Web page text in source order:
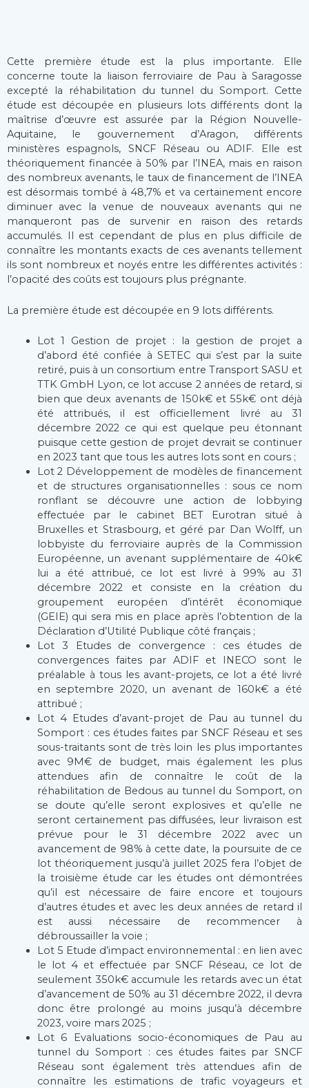
Cette première étude est la plus importante. Elle
concerne toute la liaison ferroviaire de Pau à Saragosse
excepté la réhabilitation du tunnel du Somport. Cette
étude est découpée en plusieurs lots différents dont la
maîtrise d’œuvre est assurée par la Région Nouvelle-
Aquitaine, le gouvernement d’Aragon, différents
ministères espagnols, SNCF Réseau ou ADIF. Elle est
théoriquement financée à 50% par l’INEA, mais en raison
des nombreux avenants, le taux de financement de l’INEA
est désormais tombé à 48,7% et va certainement encore
diminuer avec la venue de nouveaux avenants qui ne
manqueront pas de survenir en raison des retards
accumulés. Il est cependant de plus en plus difficile de
connaître les montants exacts de ces avenants tellement
ils sont nombreux et noyés entre les différentes activités :
l’opacité des coûts est toujours plus prégnante.
La première étude est découpée en 9 lots différents.
Lot 1 Gestion de projet : la gestion de projet a
d’abord été confiée à SETEC qui s’est par la suite
retiré, puis à un consortium entre Transport SASU et
TTK GmbH Lyon, ce lot accuse 2 années de retard, si
bien que deux avenants de 150k€ et 55k€ ont déjà
été attribués, il est officiellement livré au 31
décembre 2022 ce qui est quelque peu étonnant
puisque cette gestion de projet devrait se continuer
en 2023 tant que tous les autres lots sont en cours ;
Lot 2 Développement de modèles de financement
et de structures organisationnelles : sous ce nom
ronflant se découvre une action de lobbying
effectuée par le cabinet BET Eurotran situé à
Bruxelles et Strasbourg, et géré par Dan Wolff, un
lobbyiste du ferroviaire auprès de la Commission
Européenne, un avenant supplémentaire de 40k€
lui a été attribué, ce lot est livré à 99% au 31
décembre 2022 et consiste en la création du
groupement européen d’intérêt économique
(GEIE) qui sera mis en place après l’obtention de la
Déclaration d’Utilité Publique côté français ;
Lot 3 Etudes de convergence : ces études de
convergences faites par ADIF et INECO sont le
préalable à tous les avant-projets, ce lot a été livré
en septembre 2020, un avenant de 160k€ a été
attribué ;
Lot 4 Etudes d’avant-projet de Pau au tunnel du
Somport : ces études faites par SNCF Réseau et ses
sous-traitants sont de très loin les plus importantes
avec 9M€ de budget, mais également les plus
attendues afin de connaître le coût de la
réhabilitation de Bedous au tunnel du Somport, on
se doute qu’elle seront explosives et qu’elle ne
seront certainement pas diffusées, leur livraison est
prévue pour le 31 décembre 2022 avec un
avancement de 98% à cette date, la poursuite de ce
lot théoriquement jusqu’à juillet 2025 fera l’objet de
la troisième étude car les études ont démontrées
qu’il est nécessaire de faire encore et toujours
d’autres études et avec les deux années de retard il
est aussi nécessaire de recommencer à
débroussailler la voie ;
Lot 5 Etude d’impact environnemental : en lien avec
le lot 4 et effectuée par SNCF Réseau, ce lot de
seulement 350k€ accumule les retards avec un état
d’avancement de 50% au 31 décembre 2022, il devra
donc être prolongé au moins jusqu’à décembre
2023, voire mars 2025 ;
Lot 6 Evaluations socio-économiques de Pau au
tunnel du Somport : ces études faites par SNCF
Réseau sont également très attendues afin de
connaître les estimations de trafic voyageurs et